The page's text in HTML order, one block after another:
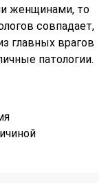
женщинами, то
совпадает,
главных врагов
патологии.